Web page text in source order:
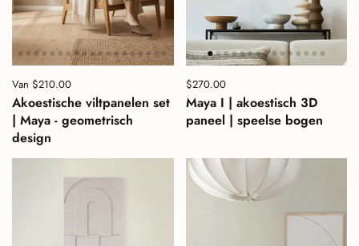
Prijs:
Van $210.00
Akoestische viltpanelen set
| Maya - geometrisch
design
Prijs:
$270.00
Maya I | akoestisch 3D
paneel | speelse bogen